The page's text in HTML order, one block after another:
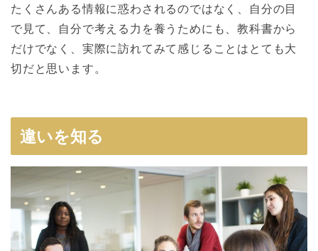
たくさんある情報に惑わされるのではなく、自分の目
で見て、自分で考える力を養うためにも、教科書から
だけでなく、実際に訪れてみて感じることはとても大
切だと思います。
違いを知る